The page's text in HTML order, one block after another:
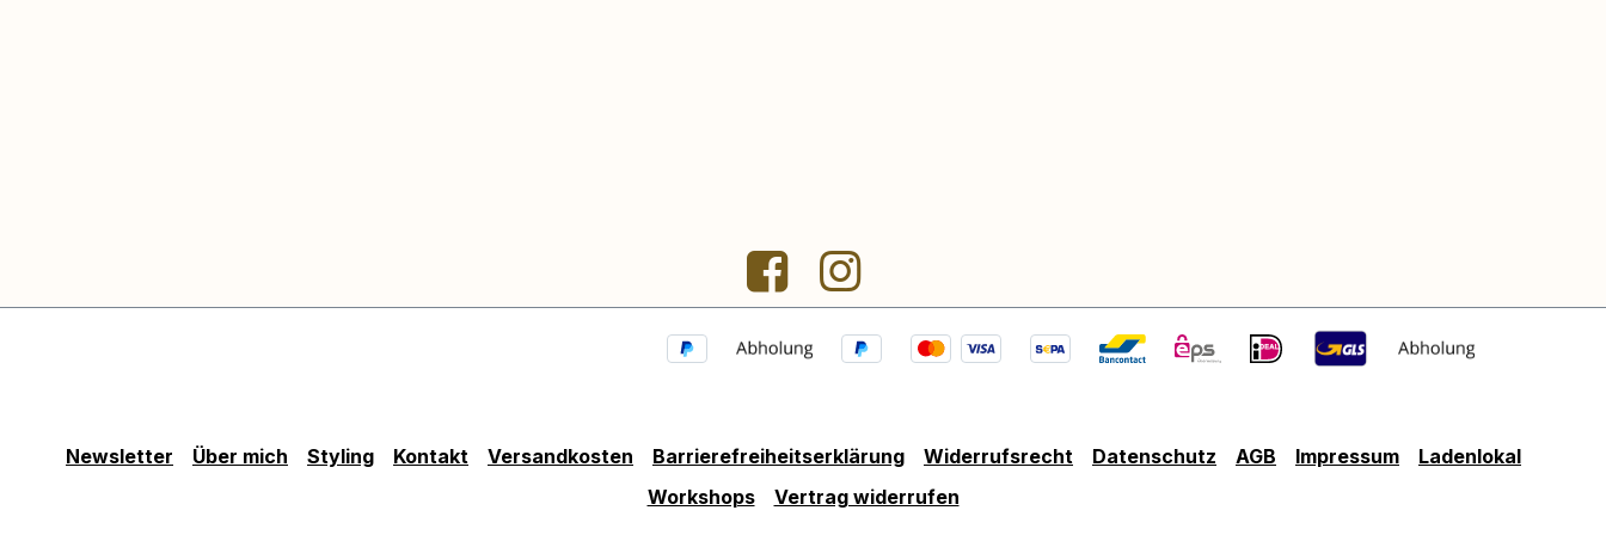
Newsletter Über mich Styling Kontakt Versandkosten Barrierefreiheitserklärung Widerrufsrecht Datenschutz AGB Impressum
Ladenlokal
Workshops
Vertrag widerrufen